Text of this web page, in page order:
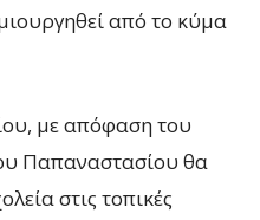
από το κύμα
με απόφαση του
Παπαναστασίου θα
στις τοπικές